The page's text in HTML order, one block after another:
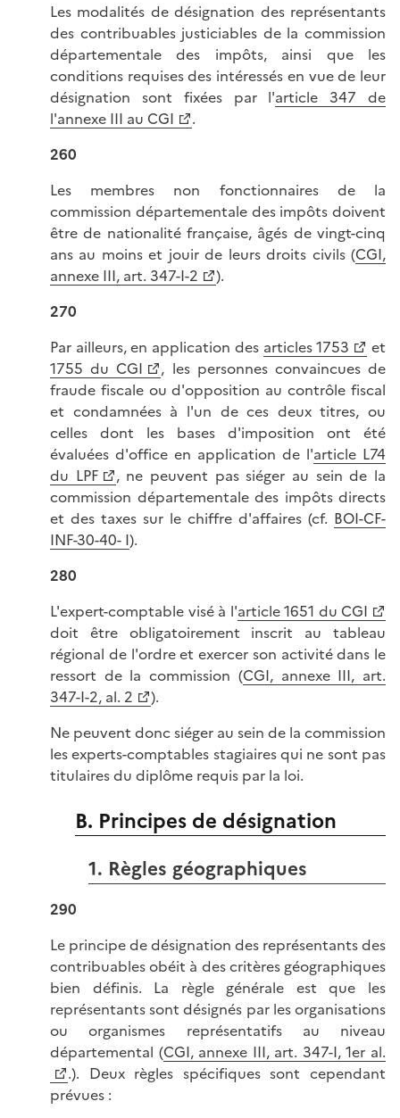
Les modalités de désignation des représentants
des contribuables justiciables de la commission
départementale des impôts, ainsi que les
conditions requises des intéressés en vue de leur
désignation sont fixées par l'article 347 de
l'annexe III au CGI
.
260
Les membres non fonctionnaires de la
commission départementale des impôts doivent
être de nationalité française, âgés de vingt-cinq
ans au moins et jouir de leurs droits civils (CGI,
annexe III, art. 347-I-2
).
270
Par ailleurs, en application des articles 1753
et
1755 du CGI
, les personnes convaincues de
fraude fiscale ou d'opposition au contrôle fiscal
et condamnées à l'un de ces deux titres, ou
celles dont les bases d'imposition ont été
évaluées d'office en application de l'article L74
du LPF
, ne peuvent pas siéger au sein de la
commission départementale des impôts directs
et des taxes sur le chiffre d'affaires (cf. BOI-CF-
INF-30-40- I).
280
L'expert-comptable visé à l'article 1651 du CGI
doit être obligatoirement inscrit au tableau
régional de l'ordre et exercer son activité dans le
ressort de la commission (CGI, annexe III, art.
347-I-2, al. 2
).
Ne peuvent donc siéger au sein de la commission
les experts-comptables stagiaires qui ne sont pas
titulaires du diplôme requis par la loi.
B. Principes de désignation
1. Règles géographiques
290
Le principe de désignation des représentants des
contribuables obéit à des critères géographiques
bien définis. La règle générale est que les
représentants sont désignés par les organisations
ou organismes représentatifs au niveau
départemental (CGI, annexe III, art. 347-I, 1er al.
.). Deux règles spécifiques sont cependant
prévues :